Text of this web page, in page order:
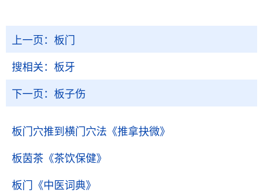
上一页： 板门
搜相关： 板牙
下一页： 板子伤
板门穴推到横门穴法 《推拿抉微》
板茵茶 《茶饮保健》
板门 《中医词典》